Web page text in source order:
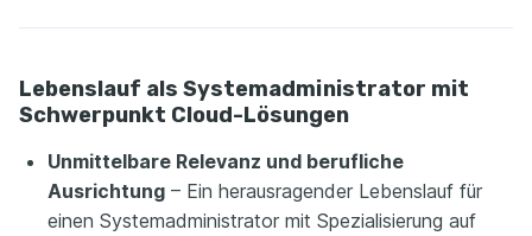
Lebenslauf als Systemadministrator mit
Schwerpunkt Cloud-Lösungen
Unmittelbare Relevanz und berufliche
Ausrichtung – Ein herausragender Lebenslauf für
einen Systemadministrator mit Spezialisierung auf